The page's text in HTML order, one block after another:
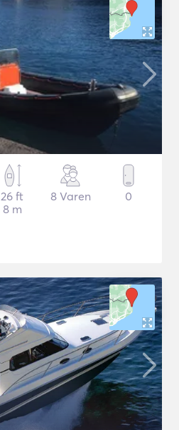
26 ft
8 m
8 Varen 0